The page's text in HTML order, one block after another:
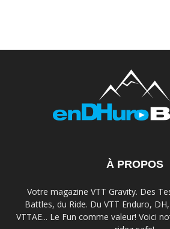
À PROPOS
Votre magazine VTT Gravity. Des
Battles, du Ride. Du VTT Enduro,
VTTAE... Le Fun comme valeur! Voici